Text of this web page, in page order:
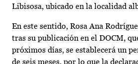
Libisosa, ubicado en la localidad
En este sentido, Rosa Ana
tras su publicación en el DOCM,
próximos días, se establecerá un
de seis meses, por lo que la